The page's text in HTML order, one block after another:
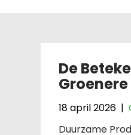
De
18 april 2026 |
Duurzame